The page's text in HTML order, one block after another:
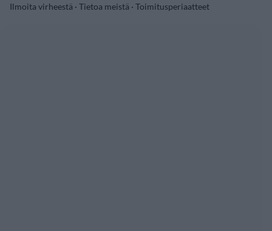
Ilmoita virheestä · Tietoa meistä · Toimitusperiaatteet